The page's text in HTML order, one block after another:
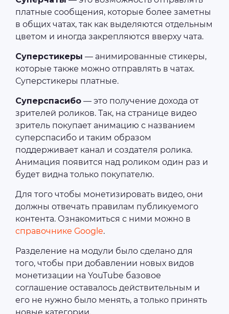
платные сообщения, которые более заметны
в общих чатах, так как выделяются отдельным
цветом и иногда закрепляются вверху чата.
Суперстикеры — анимированные стикеры,
которые также можно отправлять в чатах.
Суперстикеры платные.
Суперспасибо — это получение дохода от
зрителей роликов. Так, на странице видео
зритель покупает анимацию с названием
суперспасибо и таким образом
поддерживает канал и создателя ролика.
Анимация появится над роликом один раз и
будет видна только покупателю.
Для того чтобы монетизировать видео, они
должны отвечать правилам публикуемого
контента. Ознакомиться с ними можно в
справочнике Google.
Разделение на модули было сделано для
того, чтобы при добавлении новых видов
монетизации на YouTube базовое
соглашение оставалось действительным и
его не нужно было менять, а только принять